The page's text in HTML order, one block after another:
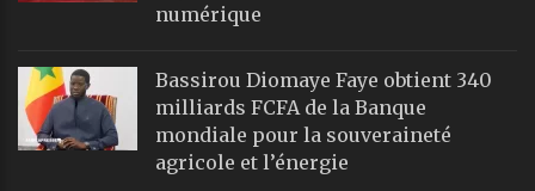
numérique
Bassirou Diomaye Faye obtient 340
milliards FCFA de la Banque
mondiale pour la souveraineté
agricole et l’énergie